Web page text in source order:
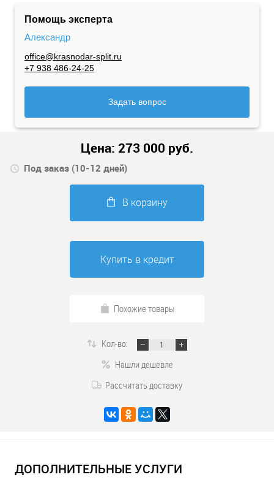
Помощь эксперта
Александр
office@krasnodar-split.ru
+7 938 486-24-25
Задать вопрос
Цена: 273 000 руб.
Под заказ (10-12 дней)
В корзину
Купить в кредит
Похожие товары
Кол-во:
Нашли дешевле
Рассчитать доставку
ДОПОЛНИТЕЛЬНЫЕ УСЛУГИ